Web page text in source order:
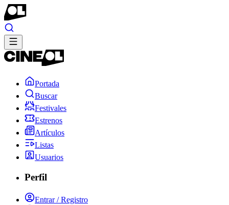
Portada
Buscar
Festivales
Estrenos
Artículos
Listas
Usuarios
Perfil
Entrar / Registro